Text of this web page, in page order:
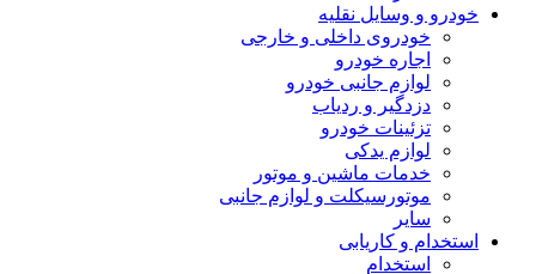
خودرو و وسایل نقلیه
خودروی داخلی و خارجی
اجاره خودرو
لوازم جانبی خودرو
دزدگیر و ردیاب
تزئینات خودرو
لوازم یدکی
خدمات ماشین و موتور
موتورسیکلت و لوازم جانبی
سایر
استخدام و کاریابی
استخدام